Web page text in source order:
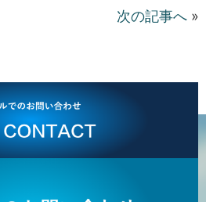
次の記事へ »